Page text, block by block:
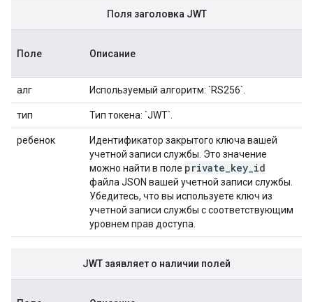
Поля заголовка JWT
Поле Описание
алг Используемый алгоритм: `RS256`.
тип Тип токена: `JWT`.
ребенок
Идентификатор закрытого ключа вашей
учетной записи службы. Это значение
можно найти в поле private_key_id
файла JSON вашей учетной записи службы.
Убедитесь, что вы используете ключ из
учетной записи службы с соответствующим
уровнем прав доступа.
JWT заявляет о наличии полей